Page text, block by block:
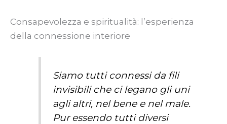
Consapevolezza e spiritualità: l’esperienza
della connessione interiore
Siamo tutti connessi da fili
invisibili che ci legano gli uni
agli altri, nel bene e nel male.
Pur essendo tutti diversi